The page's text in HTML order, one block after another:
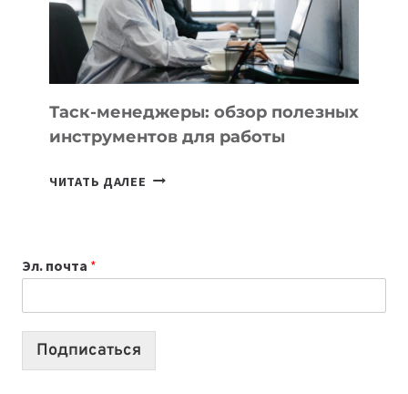
ЕМУ
МОЖНО
ПОРУЧИТЬ
УЖЕ
Таск-менеджеры: обзор полезных
инструментов для работы
ЧИТАТЬ ДАЛЕЕ ТАСК-
РАБОТЫ
Эл. почта *
Подписаться